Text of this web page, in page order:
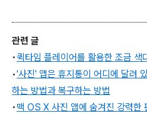
관련 글
•퀵타임 플레이어를 활용한 조금 색
•'사진' 앱은 휴지통이 어디에 달려
하는 방법과 복구하는 방법
• 맥 OS X 사진 앱에 숨겨진 강력한